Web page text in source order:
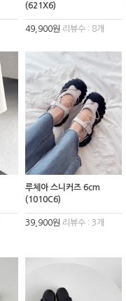
(621X6)
49,900원 리뷰수 : 8개
루체아 스니커즈 6cm
(1010C6)
39,900원 리뷰수 : 3개